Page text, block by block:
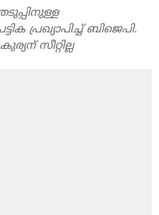
പ്രഖ്യാപിച്ച് ബിജെപി.
സീറ്റില്ല